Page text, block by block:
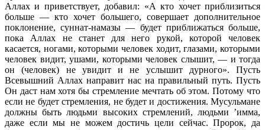
Аллах и приветствует, добавил: «А кто хочет приблизиться
больше — кто хочет большего, совершает дополнительное
поклонение, суннат-намазы — будет приближаться больше,
пока Аллах не станет для него рукой, которой человек
касается, ногами, которыми человек ходит, глазами, которыми
человек видит, ушами, которыми человек слышит, — и тогда
он (человек) не увидит и не услышит дурного». Пусть
Всевышний Аллах направит нас на правильный путь. Пусть
Он даст нам хотя бы стремление мечтать об этом. Потому что
если не будет стремления, не будет и достижения. Мусульмане
должны быть людьми высоких стремлений, людьми ’имма,
даже если мы не можем достичь цели сейчас. Пророк, да